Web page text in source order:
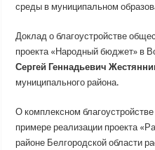
среды в муниципальном
Доклад о благоустройстве
проекта «Народный бюджет» в
Сергей Геннадьевич
муниципального района.
О комплексном
примере реализации проекта
районе Белгородской области